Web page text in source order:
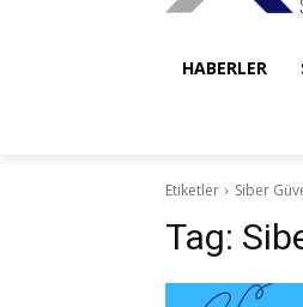
HABERLER
Etiketler Siber
Tag: